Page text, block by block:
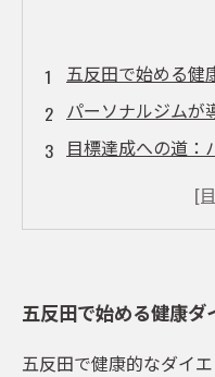
五反田で始める健
パーソナルジムが
目標達成への道：
成功するダイエッ
ションの維持
五反田で始める健康ダ
五反田で健康的なダイ